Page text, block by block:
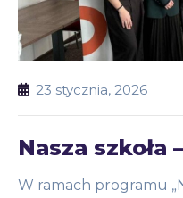
23 stycznia, 2026
Nasza szkoła
W ramach programu